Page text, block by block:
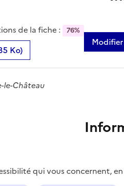
de la fiche : 76%
Ko)
le-Château
qui vous concernent,